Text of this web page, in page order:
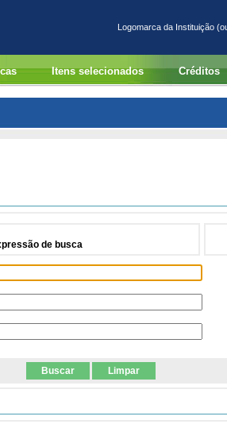
Logomarca da Instituição
Itens selecionados Créditos
de busca